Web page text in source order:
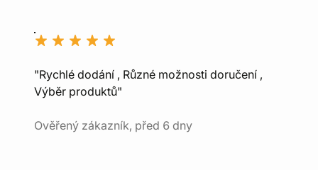
"Rychlé dodání , Různé možnosti doručení ,
Výběr produktů"
Ověřený zákazník, před 6 dny